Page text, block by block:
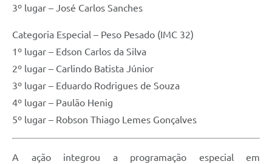
3º lugar – José Carlos Sanches
Categoria Especial – Peso Pesado (IMC 32)
1º lugar – Edson Carlos da Silva
2º lugar – Carlindo Batista Júnior
3º lugar – Eduardo Rodrigues de Souza
4º lugar – Paulão Henig
5º lugar – Robson Thiago Lemes Gonçalves
A ação integrou a programação especial em